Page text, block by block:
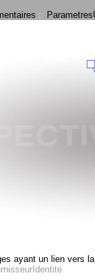
::
ayant un lien vers